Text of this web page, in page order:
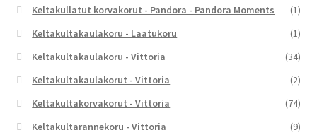
Keltakullatut korvakorut - Pandora - Pandora Moments
(1)
Keltakultakaulakoru - Laatukoru
(1)
Keltakultakaulakoru - Vittoria
(34)
Keltakultakaulakorut - Vittoria
(2)
Keltakultakorvakorut - Vittoria
(74)
Keltakultarannekoru - Vittoria
(9)